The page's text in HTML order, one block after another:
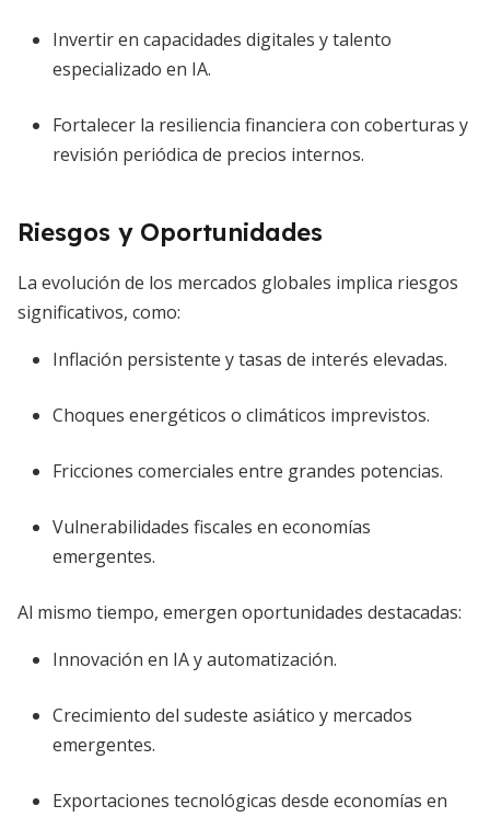
Invertir en capacidades digitales y talento
especializado en IA.
Fortalecer la resiliencia financiera con coberturas y
revisión periódica de precios internos.
Riesgos y Oportunidades
La evolución de los mercados globales implica riesgos
significativos, como:
Inflación persistente y tasas de interés elevadas.
Choques energéticos o climáticos imprevistos.
Fricciones comerciales entre grandes potencias.
Vulnerabilidades fiscales en economías
emergentes.
Al mismo tiempo, emergen oportunidades destacadas:
Innovación en IA y automatización.
Crecimiento del sudeste asiático y mercados
emergentes.
Exportaciones tecnológicas desde economías en